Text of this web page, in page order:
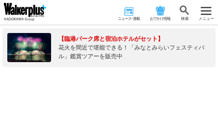
ニュース･連載 おでかけ情報 検 索 メニュー
【臨港パーク席と宿泊ホテルがセット】
花火を間近で堪能できる！「みなとみらいフェスティバ
ル」鑑賞ツアーを販売中